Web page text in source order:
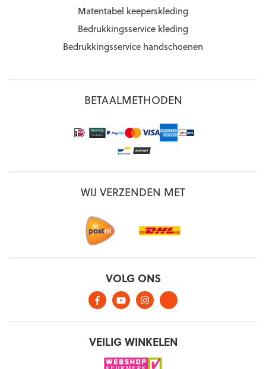
Matentabel keeperskleding
Bedrukkingsservice kleding
Bedrukkingsservice handschoenen
BETAALMETHODEN
WIJ VERZENDEN MET